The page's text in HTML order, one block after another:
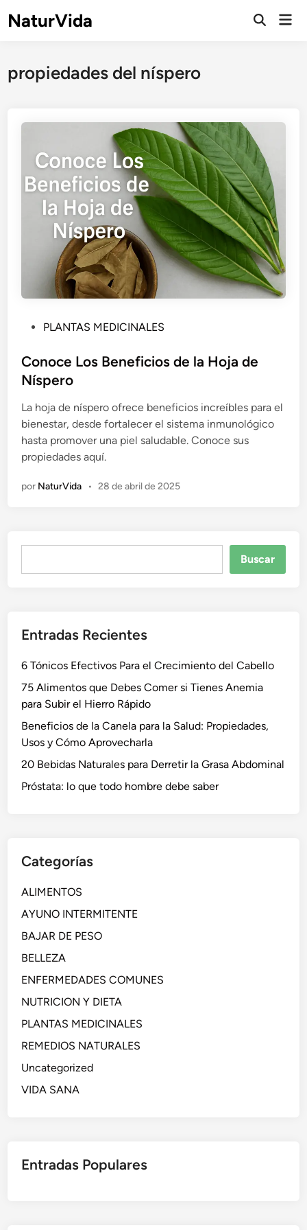
NaturVida
Abrir
propiedades del níspero
b
l
c
a
d
o
n
PLANTAS MEDICINALES
Conoce Los Beneficios de la Hoja de
Níspero
La hoja de níspero ofrece beneficios increíbles para el
bienestar, desde fortalecer el sistema inmunológico
hasta promover una piel saludable. Conoce sus
propiedades aquí.
por NaturVida • 28 de abril de 2025
Buscar
Entradas Recientes
6 Tónicos Efectivos Para el Crecimiento del Cabello
75 Alimentos que Debes Comer si Tienes Anemia
para Subir el Hierro Rápido
Beneficios de la Canela para la Salud: Propiedades,
Usos y Cómo Aprovecharla
20 Bebidas Naturales para Derretir la Grasa Abdominal
Próstata: lo que todo hombre debe saber
Categorías
ALIMENTOS
AYUNO INTERMITENTE
BAJAR DE PESO
BELLEZA
ENFERMEDADES COMUNES
NUTRICION Y DIETA
PLANTAS MEDICINALES
REMEDIOS NATURALES
Uncategorized
VIDA SANA
Entradas Populares